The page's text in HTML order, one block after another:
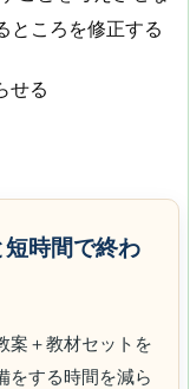
ところを修正する
せる
時間で終わ
案＋教材セットを
をする時間を減ら